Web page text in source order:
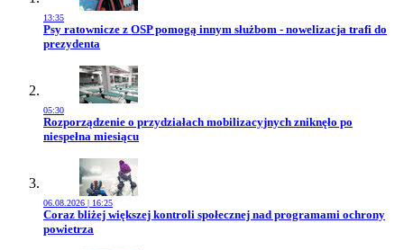
13:35
Przejdź do artykułu:
Psy ratownicze z OSP pomogą innym służbom - nowelizacja trafi do
prezydenta
05:30
Przejdź do artykułu:
Rozporządzenie o przydziałach mobilizacyjnych zniknęło po
niespełna miesiącu
06.08.2026 | 16:25
Przejdź do artykułu:
Coraz bliżej większej kontroli społecznej nad programami ochrony
powietrza